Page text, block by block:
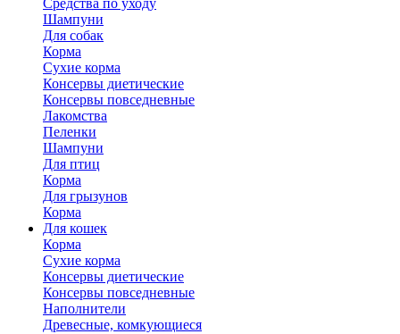
Шампуни
Для собак
Корма
Сухие корма
Консервы диетические
Консервы повседневные
Лакомства
Пеленки
Шампуни
Для птиц
Корма
Для грызунов
Корма
Для кошек
Корма
Сухие корма
Консервы диетические
Консервы повседневные
Наполнители
Древесные, комкующиеся